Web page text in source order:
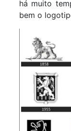
há muito
bem o